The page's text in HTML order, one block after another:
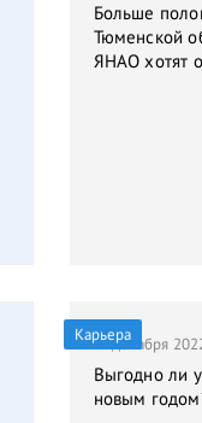
Больше
Тюменской
ЯНАО хотят
Карьера
21 декабря
Выгодно ли
новым